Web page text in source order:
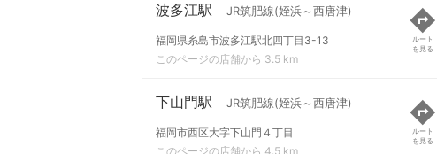
波多江駅 JR筑肥線(姪浜～西唐津)
福岡県糸島市波多江駅北四丁目3-13
このページの店舗から 3.5 km
ルート
を見る
下山門駅 JR筑肥線(姪浜～西唐津)
福岡市西区大字下山門４丁目
このページの店舗から 4.5 km
ルート
を見る